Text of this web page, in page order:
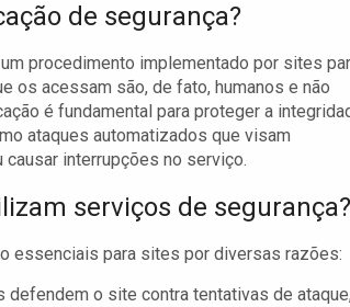
de segurança?
procedimento implementado por sites
os acessam são, de fato, humanos e não
é fundamental para proteger a
ataques automatizados que visam
interrupções no serviço.
serviços de segurança?
essenciais para sites por diversas razões:
defendem o site contra tentativas de